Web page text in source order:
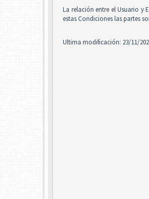
La relación entre el Usuario y
estas Condiciones las partes
Ultima modificación: 23/11/